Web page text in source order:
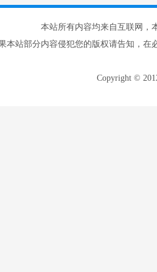
本站所有内容均来自互联网，
本站部分内容侵犯您的版权请告知，在
Copyright ©